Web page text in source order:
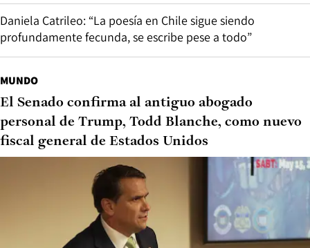
Daniela Catrileo: “La poesía en Chile sigue siendo
profundamente fecunda, se escribe pese a todo”
MUNDO
El Senado confirma al antiguo abogado
personal de Trump, Todd Blanche, como nuevo
fiscal general de Estados Unidos